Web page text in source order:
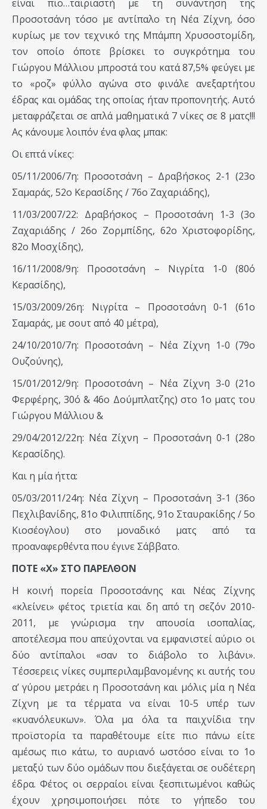
είναι πιο…ταιριαστή με τη συνάντηση της
Προσοτσάνη τόσο με αντίπαλο τη Νέα Ζίχνη, όσο
κυρίως με τον τεχνικό της Μπάμπη Χρυσοστομίδη,
τον οποίο όποτε βρίσκει το συγκρότημα του
Γιώργου Μάλλιου μπροστά του κατά 87,5% φεύγει με
το «ροζ» φύλλο αγώνα στο φινάλε ανεξαρτήτου
έδρας και ομάδας της οποίας ήταν προπονητής. Αυτό
μεταφράζεται σε απλά μαθηματικά 7 νίκες σε 8 ματς!!!
Ας κάνουμε λοιπόν ένα φλας μπακ:
Οι επτά νίκες:
05/11/2006/7η: Προσοτσάνη – Δραβήσκος 2-1 (23ο
Σαμαράς, 52ο Κερασίδης / 76ο Ζαχαριάδης),
11/03/2007/22: Δραβήσκος – Προσοτσάνη 1-3 (3ο
Ζαχαριάδης / 26ο Ζορμπίδης, 62ο Χριστοφορίδης,
82ο Μοσχίδης),
16/11/2008/9η: Προσοτσάνη – Νιγρίτα 1-0 (80ό
Κερασίδης),
15/03/2009/26η: Νιγρίτα – Προσοτσάνη 0-1 (61ο
Σαμαράς, με σουτ από 40 μέτρα),
24/10/2010/7η: Προσοτσάνη – Νέα Ζίχνη 1-0 (79ο
Ουζούνης),
15/01/2012/9η: Προσοτσάνη – Νέα Ζίχνη 3-0 (21ο
Φερφέρης, 30ό & 46ο Δούμπλατζης) στο 1ο ματς του
Γιώργου Μάλλιου &
29/04/2012/22η: Νέα Ζίχνη – Προσοτσάνη 0-1 (28ο
Κερασίδης).
Και η μία ήττα:
05/03/2011/24η: Νέα Ζίχνη – Προσοτσάνη 3-1 (36ο
Πεχλιβανίδης, 81ο Φιλιππίδης, 91ο Σταυρακίδης / 5ο
Κιοσέογλου) στο μοναδικό ματς από τα
προαναφερθέντα που έγινε Σάββατο.
ΠΟΤΕ «Χ» ΣΤΟ ΠΑΡΕΛΘΟΝ
Η κοινή πορεία Προσοτσάνης και Νέας Ζίχνης
«κλείνει» φέτος τριετία και δη από τη σεζόν 2010-
2011, με γνώρισμα την απουσία ισοπαλίας,
αποτέλεσμα που απεύχονται να εμφανιστεί αύριο οι
δύο αντίπαλοι «σαν το διάβολο το λιβάνι».
Τέσσερεις νίκες συμπεριλαμβανομένης κι αυτής του
α’ γύρου μετράει η Προσοτσάνη και μόλις μία η Νέα
Ζίχνη με τα τέρματα να είναι 10-5 υπέρ των
«κυανόλευκων». Όλα μα όλα τα παιχνίδια την
προϊστορία τα παραθέτουμε είτε πιο πάνω είτε
αμέσως πιο κάτω, το αυριανό ωστόσο είναι το 1ο
μεταξύ των δύο ομάδων που διεξάγεται σε ουδέτερη
έδρα. Φέτος οι σερραίοι είναι ξεσπιτωμένοι καθώς
έχουν χρησιμοποιήσει πότε το γήπεδο του